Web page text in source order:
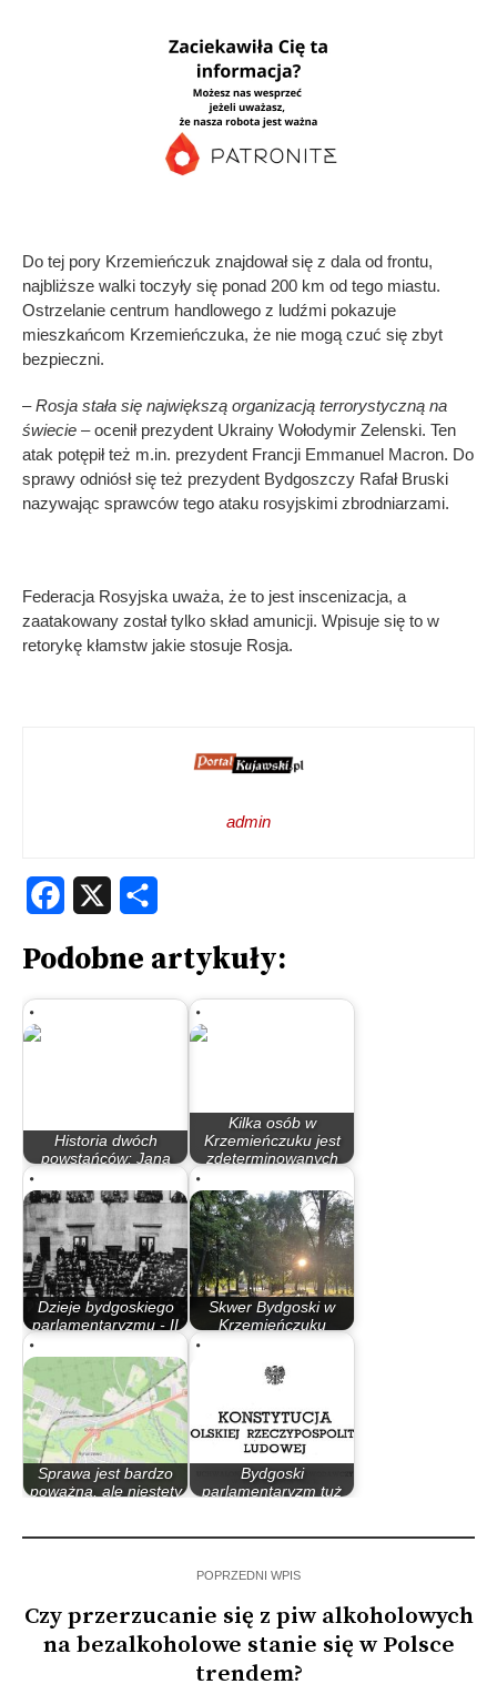
Do tej pory Krzemieńczuk znajdował się z dala od frontu,
najbliższe walki toczyły się ponad 200 km od tego miastu.
Ostrzelanie centrum handlowego z ludźmi pokazuje
mieszkańcom Krzemieńczuka, że nie mogą czuć się zbyt
bezpieczni.
– Rosja stała się największą organizacją terrorystyczną na
świecie –ocenił prezydent Ukrainy Wołodymir Zelenski. Ten
atak potępił też m.in. prezydent Francji Emmanuel Macron. Do
sprawy odniósł się też prezydent Bydgoszczy Rafał Bruski
nazywając sprawców tego ataku rosyjskimi zbrodniarzami.
Federacja Rosyjska uważa, że to jest inscenizacja, a
zaatakowany został tylko skład amunicji. Wpisuje się to w
retorykę kłamstw jakie stosuje Rosja.
admin
Facebook
Podobne artykuły:
Historia dwóch
powstańców: Jana
Gralaka i Jana Kujawy
Kilka osób w
Krzemieńczuku jest
zdeterminowanych
Dzieje bydgoskiego
parlamentaryzmu - II
Skwer Bydgoski w
Krzemieńczuku
Sprawa jest bardzo
poważna, ale niestety
Bydgoski
parlamentaryzm tuż
POPRZEDNI WPIS
Czy przerzucanie się z piw alkoholowych
na bezalkoholowe stanie się w Polsce
trendem?